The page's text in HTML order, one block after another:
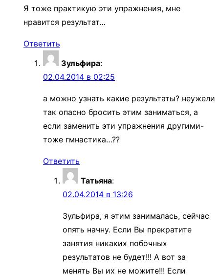
Я тоже практикую эти упражнения, мне
нравится результат…
Ответить
Зульфира:
02.04.2014 в 02:25
а можно узнать какие результаты? неужели
так опасно бросить этим заниматься, а
если заменить эти упражнения другими-
тоже гмнастика…??
Ответить
Татьяна:
02.04.2014 в 13:26
Зульфира, я этим занималась, сейчас
опять начну. Если Вы прекратите
занятия никаких побочных
результатов не будет!!! А вот за
менять Вы их не можите!!! Если